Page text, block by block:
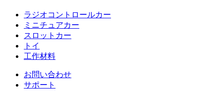
ラジオコントロールカー
ミニチュアカー
スロットカー
トイ
工作材料
お問い合わせ
サポート